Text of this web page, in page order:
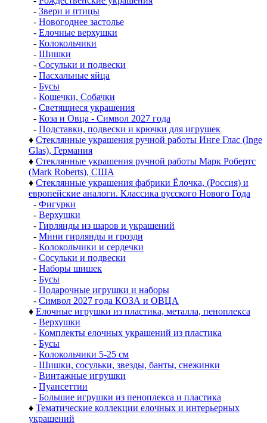
- Звери и птицы
- Новогоднее застолье
- Елочные верхушки
- Колокольчики
- Шишки
- Сосульки и подвески
- Пасхальные яйца
- Бусы
- Кошечки, Собачки
- Светящиеся украшения
- Коза и Овца - Символ 2027 года
- Подставки, подвески и крючки для игрушек
♦ Стеклянные украшения ручной работы Инге Глас (Inge
Glas), Германия
♦ Стеклянные украшения ручной работы Марк Робертс
(Mark Roberts), США
♦ Стеклянные украшения фабрики Ёлочка, (Россия) и
европейские аналоги. Классика русского Нового Года
- Фигурки
- Верхушки
- Гирлянды из шаров и украшений
- Мини гирлянды и грозди
- Колокольчики и сердечки
- Сосульки и подвески
- Наборы шишек
- Бусы
- Подарочные игрушки и наборы
- Символ 2027 года КОЗА и ОВЦА
♦ Елочные игрушки из пластика, металла, пеноплекса
- Верхушки
- Комплекты елочных украшений из пластика
- Бусы
- Колокольчики 5-25 см
- Шишки, сосульки, звезды, банты, снежинки
- Винтажные игрушки
- Пуансеттии
- Большие игрушки из пеноплекса и пластика
♦ Тематические коллекции елочных и интерьерных
украшений